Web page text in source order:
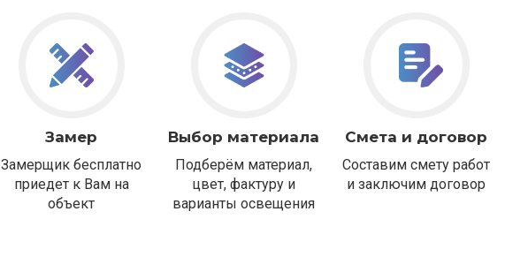
Замер
Замерщик бесплатно
приедет к Вам на
объект
Выбор материала
Подберём материал,
цвет, фактуру и
варианты освещения
Смета и договор
Составим смету работ
и заключим договор